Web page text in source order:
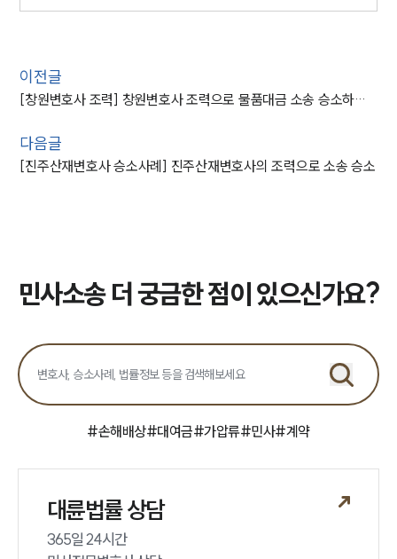
이전글
[창원변호사 조력] 창원변호사 조력으로 물품대금 소송 승소하며 청구 전액 인용
다음글
[진주산재변호사 승소사례] 진주산재변호사의 조력으로 소송 승소
민사소송 더 궁금한 점이 있으신가요?
#손해배상#대여금#가압류#민사#계약
대륜법률 상담
365일 24시간